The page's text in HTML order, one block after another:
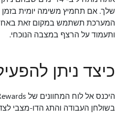
שלך. אם תחמיץ משימה יומית
המערכת תשתמש במקום זאת
ותעמוד על הרצף במצבה הנוכחי.
כיצד ניתן
היכנס אל לוח המחוונים של Rewards
בשולחן העבודה והתג הדו-מצבי